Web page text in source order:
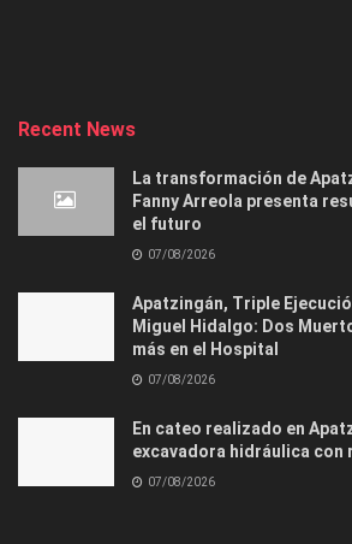
Recent News
La transformación de
Fanny Arreola presenta
el futuro
07/08/2026
Apatzingán, Triple
Miguel Hidalgo: Dos
más en el Hospital
07/08/2026
En cateo realizado en
excavadora hidráulica con
07/08/2026